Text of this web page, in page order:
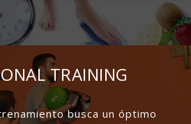
TRAINING
busca un óptimo